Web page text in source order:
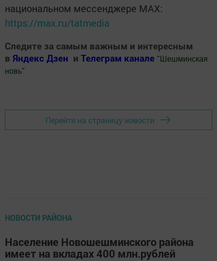
национальном мессенджере MАХ:
https://max.ru/tatmedia
Следите за самым важным и интересным
в Яндекс Дзен и Телеграм канале " Шешминская
новь"
Перейти на страницу новости
НОВОСТИ РАЙОНА
Население Новошешминского района
имеет на вкладах 400 млн.рублей